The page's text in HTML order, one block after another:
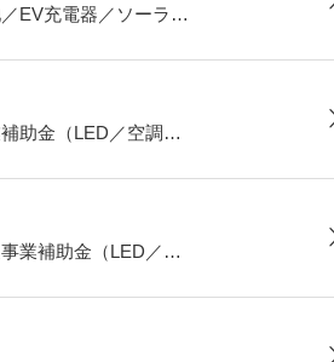
／EV充電器／ソーラ…
補助金（LED／空調…
事業補助金（LED／…